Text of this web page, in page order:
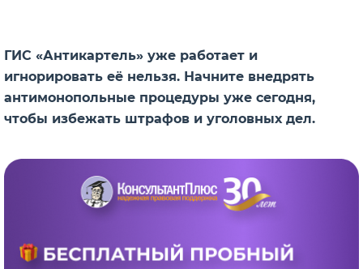
ГИС «Антикартель» уже работает и
игнорировать её нельзя. Начните внедрять
антимонопольные процедуры уже сегодня,
чтобы избежать штрафов и уголовных дел.